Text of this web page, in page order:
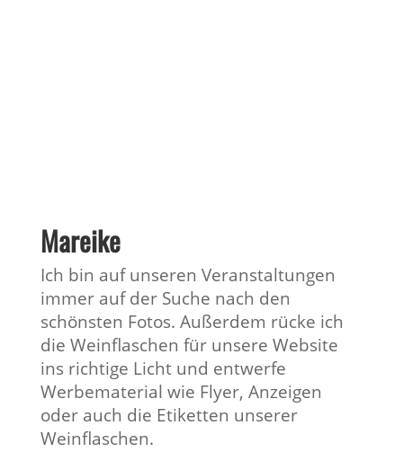
Mareike
Ich bin auf unseren Veranstaltungen
immer auf der Suche nach den
schönsten Fotos. Außerdem rücke ich
die Weinflaschen für unsere Website
ins richtige Licht und entwerfe
Werbematerial wie Flyer, Anzeigen
oder auch die Etiketten unserer
Weinflaschen.